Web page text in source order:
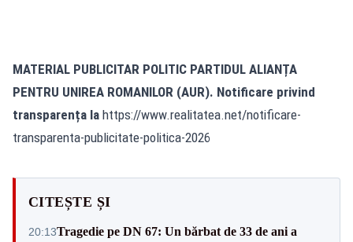
MATERIAL PUBLICITAR POLITIC PARTIDUL ALIANȚA
PENTRU UNIREA ROMANILOR (AUR). Notificare privind
transparența la https://www.realitatea.net/notificare-
transparenta-publicitate-politica-2026
CITEȘTE ȘI
20:13Tragedie pe DN 67: Un bărbat de 33 de ani a